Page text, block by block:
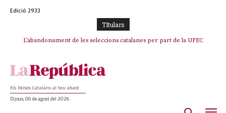
Edició 2933
TItulars
L’abandonament de les seleccions catalanes per part de la UFEC
TV3 perd el lideratge després de 23 mesos: Una deriva sense continguts i
Els Països Catalans al teu abast
Dijous, 06 de agost del 2026